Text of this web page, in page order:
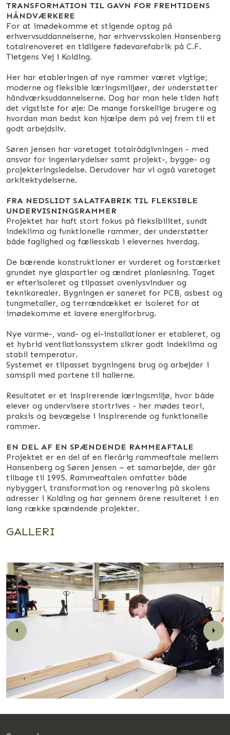
TRANSFORMATION TIL GAVN FOR FREMTIDENS
HÅNDVÆRKERE
For at imødekomme et stigende optag på
erhvervsuddannelserne, har erhvervsskolen Hansenberg
totalrenoveret en tidligere fødevarefabrik på C.F.
Tietgens Vej i Kolding.
Her har etableringen af nye rammer været vigtige;
moderne og fleksible læringsmiljøer, der understøtter
håndværksuddannelserne. Dog har man hele tiden haft
det vigstiste for øje: De mange forskellige brugere og
hvordan man bedst kan hjælpe dem på vej frem til et
godt arbejdsliv.
Søren Jensen har varetaget totalrådgivningen - med
ansvar for ingeniørydelser samt projekt-, bygge- og
projekteringsledelse. Derudover har vi også varetaget
arkitektydelserne.
FRA NEDSLIDT SALATFABRIK TIL FLEKSIBLE
UNDERVISNINGSRAMMER
Projektet har haft stort fokus på fleksibilitet, sundt
indeklima og funktionelle rammer, der understøtter
både faglighed og fællesskab i elevernes hverdag.
De bærende konstruktioner er vurderet og forstærket
grundet nye glaspartier og ændret planløsning. Taget
er efterisoleret og tilpasset ovenlysvinduer og
teknikarealer. Bygningen er saneret for PCB, asbest og
tungmetaller, og terrændækket er isoleret for at
imødekomme et lavere energiforbrug.
Nye varme-, vand- og el-installationer er etableret, og
et hybrid ventilationssystem sikrer godt indeklima og
stabil temperatur.
Systemet er tilpasset bygningens brug og arbejder i
samspil med portene til hallerne.
Resultatet er et inspirerende læringsmiljø, hvor både
elever og undervisere stortrives - her mødes teori,
praksis og bevægelse i inspirerende og funktionelle
rammer.
EN DEL AF EN SPÆNDENDE RAMMEAFTALE
Projektet er en del af en flerårig rammeaftale mellem
Hansenberg og Søren Jensen – et samarbejde, der går
tilbage til 1995. Rammeaftalen omfatter både
nybyggeri, transformation og renovering på skolens
adresser i Kolding og har gennem årene resulteret i en
lang række spændende projekter.
GALLERI
Previous